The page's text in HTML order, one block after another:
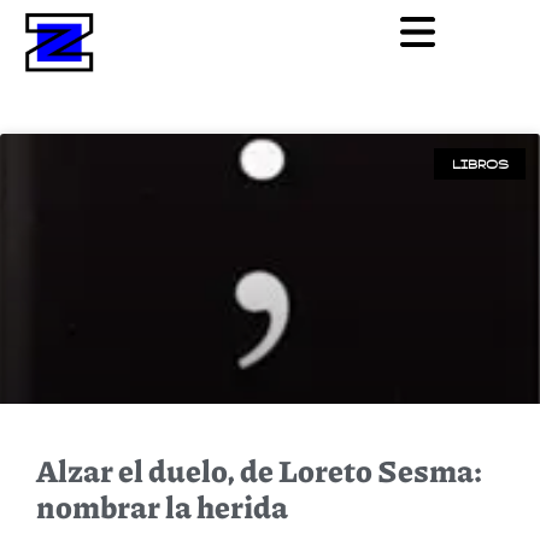
LIBROS
Alzar el duelo, de Loreto Sesma:
nombrar la herida